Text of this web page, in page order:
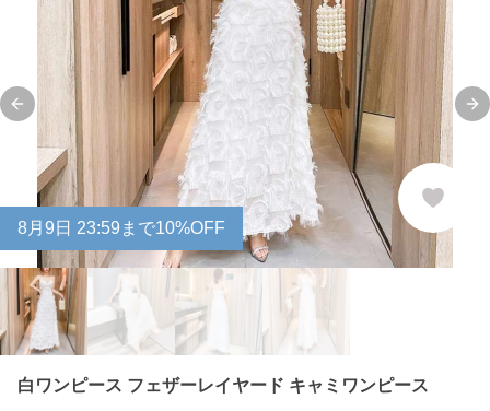
Previous slide
8月 9 日 23:59まで10%OFF
白ワンピース フェザーレイヤード キャミワンピース